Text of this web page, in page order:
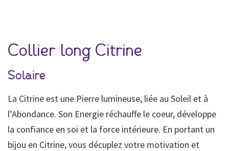
Collier long Citrine
Solaire
La Citrine est une Pierre lumineuse, liée au Soleil et à
l’Abondance. Son Energie réchauffe le coeur, développe
la confiance en soi et la force intérieure. En portant un
bijou en Citrine, vous décuplez votre motivation et